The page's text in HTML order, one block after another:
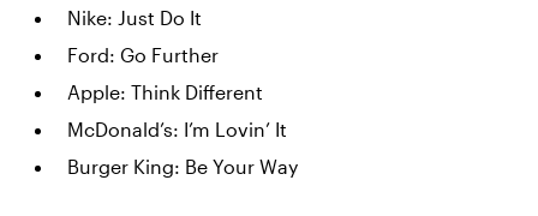
Nike: Just Do It
Ford: Go Further
Apple: Think Different
McDonald’s: I’m Lovin’ It
Burger King: Be Your Way